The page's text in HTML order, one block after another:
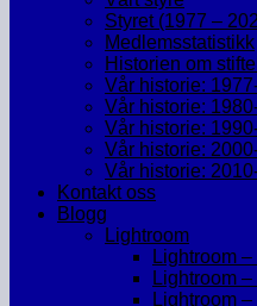
Styret (1977 –
Medlemsstatistikk
Historien om
Vår historie:
Vår historie:
Vår historie:
Vår historie:
Vår historie:
Kontakt oss
Blogg
Lightroom
Lightroom
Lightroom
Lightroom